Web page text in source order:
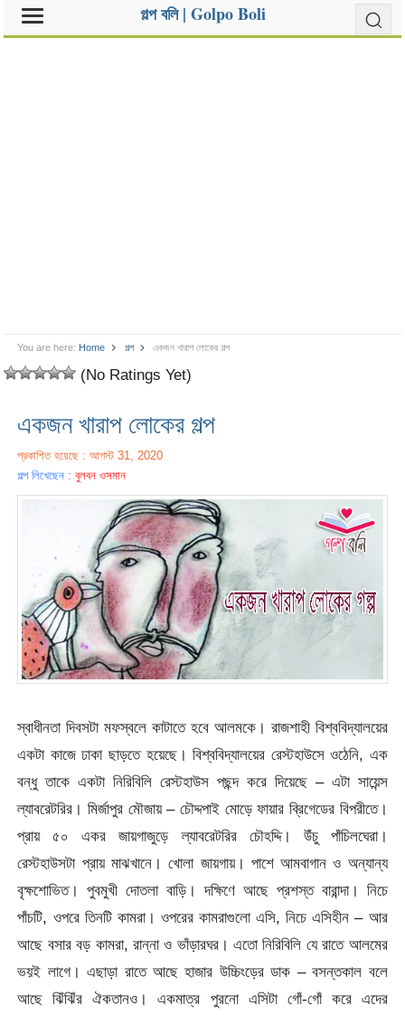
গল্প বলি | Golpo Boli
You are here: Home গল্প একজন খারাপ লোকের গল্প
(No Ratings Yet)
একজন খারাপ লোকের গল্প
প্রকাশিত হয়েছে : আগস্ট 31, 2020
গল্প লিখেছেন :বুলবন ওসমান
স্বাধীনতা দিবসটা মফস্বলে কাটাতে হবে আলমকে। রাজশাহী বিশ্ববিদ্যালয়ের
একটা কাজে ঢাকা ছাড়তে হয়েছে। বিশ্ববিদ্যালয়ের রেস্টহাউসে ওঠেনি, এক
বন্ধু তাকে একটা নিরিবিলি রেস্টহাউস পছন্দ করে দিয়েছে – এটা সায়েন্স
ল্যাবরেটরির। মির্জাপুর মৌজায় – চৌদ্দপাই মোড়ে ফায়ার ব্রিগেডের বিপরীতে।
প্রায় ৫০ একর জায়গাজুড়ে ল্যাবরেটরির চৌহদ্দি। উঁচু পাঁচিলঘেরা।
রেস্টহাউসটা প্রায় মাঝখানে। খোলা জায়গায়। পাশে আমবাগান ও অন্যান্য
বৃক্ষশোভিত। পুবমুখী দোতলা বাড়ি। দক্ষিণে আছে প্রশস্ত বারান্দা। নিচে
পাঁচটি, ওপরে তিনটি কামরা। ওপরের কামরাগুলো এসি, নিচে এসিহীন – আর
আছে বসার বড় কামরা, রান্না ও ভাঁড়ারঘর। এতো নিরিবিলি যে রাতে আলমের
ভয়ই লাগে। এছাড়া রাতে আছে হাজার উচ্চিংড়ের ডাক – বসন্তকাল বলে
আছে ঝিঁঝিঁর ঐকতানও। একমাত্র পুরনো এসিটা গোঁ-গোঁ করে এদের